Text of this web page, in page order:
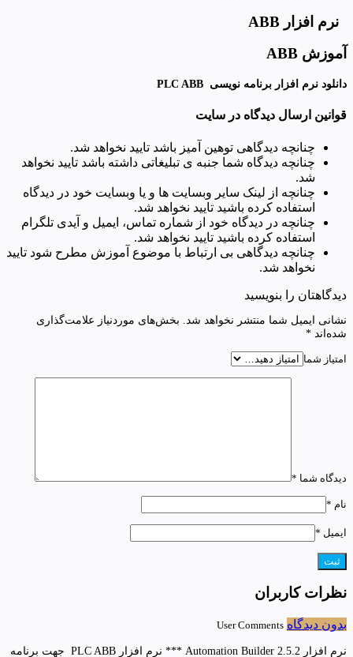
نرم افزار ABB
آموزش ABB
دانلود نرم افزار برنامه نویسی PLC ABB
قوانین ارسال دیدگاه در سایت
چنانچه دیدگاهی توهین آمیز باشد تایید نخواهد شد.
چنانچه دیدگاه شما جنبه ی تبلیغاتی داشته باشد تایید نخواهد
شد.
چنانچه از لینک سایر وبسایت ها و یا وبسایت خود در دیدگاه
استفاده کرده باشید تایید نخواهد شد.
چنانچه در دیدگاه خود از شماره تماس، ایمیل و آیدی تلگرام
استفاده کرده باشید تایید نخواهد شد.
چنانچه دیدگاهی بی ارتباط با موضوع آموزش مطرح شود تایید
نخواهد شد.
دیدگاهتان را بنویسید
نشانی ایمیل شما منتشر نخواهد شد.
بخش‌های موردنیاز علامت‌گذاری
شده‌اند *
امتیاز شما
دیدگاه شما *
نام *
ایمیل *
نظرات کاربران
بدون دیدگاه User Comments
نرم افزار Automation Builder 2.5.2 *** نرم افزار PLC ABB جهت برنامه